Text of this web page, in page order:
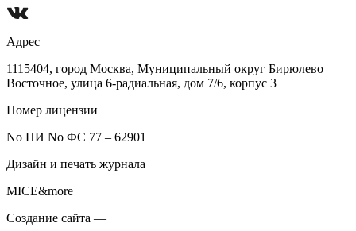
Адрес
1115404, город Москва, Муниципальный округ Бирюлево
Восточное, улица 6-радиальная, дом 7/6, корпус 3
Номер лицензии
No ПИ No ФС 77 – 62901
Дизайн и печать журнала
MICE&more
Создание сайта —